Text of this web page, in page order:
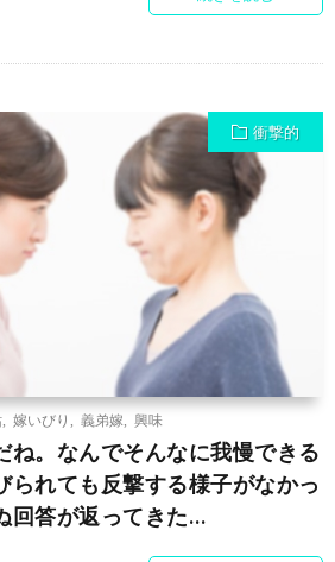
衝撃的
嫁いびり 義弟嫁 興味
ね。なんでそんなに我慢できる
られても反撃する様子がなかっ
回答が返ってきた…